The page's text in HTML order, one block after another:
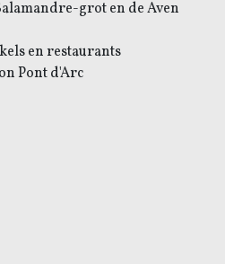
grot en de Aven
en restaurants
Pont d'Arc